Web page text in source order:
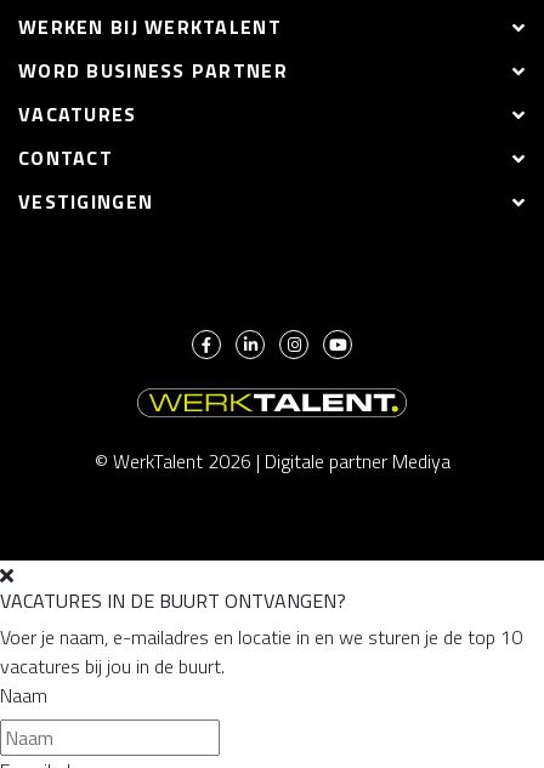
WERKEN BIJ WERKTALENT
WORD BUSINESS PARTNER
VACATURES
CONTACT
VESTIGINGEN
© WerkTalent 2026 | Digitale partner Mediya
VACATURES IN DE BUURT ONTVANGEN?
Voer je naam, e-mailadres en locatie in en we sturen je de top 10
vacatures bij jou in de buurt.
Naam